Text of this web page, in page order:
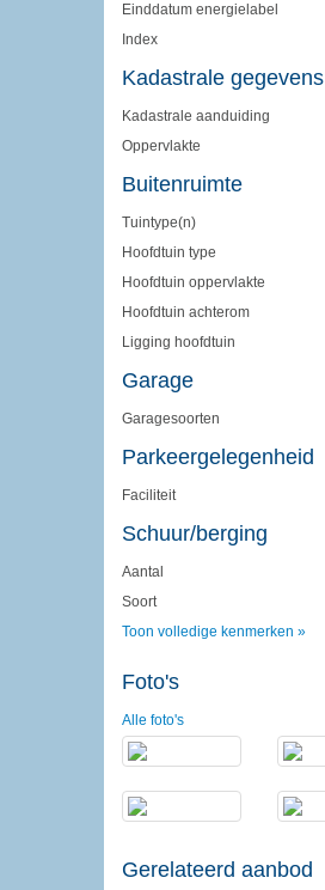
Einddatum energielabel
Index
Kadastrale gegevens
Kadastrale aanduiding
Oppervlakte
Buitenruimte
Tuintype(n)
Hoofdtuin type
Hoofdtuin oppervlakte
Hoofdtuin achterom
Ligging hoofdtuin
Garage
Garagesoorten
Parkeergelegenheid
Faciliteit
Schuur/berging
Aantal
Soort
Toon volledige kenmerken »
Foto's
Alle foto's
Gerelateerd aanbod